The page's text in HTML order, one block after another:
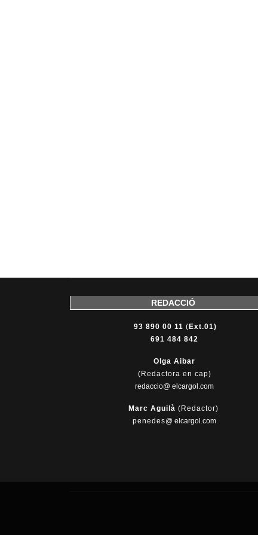
REDACCIÓ
93 890 00 11 ( Ext.01)
691 484 842
Olga Aibar
(Redactora en cap)
redaccio@ elcargol.com
Marc Aguilà (Redactor)
penedes@ elcargol.com